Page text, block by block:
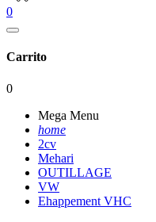
0
Carrito
0
Mega Menu
home
2cv
Mehari
OUTILLAGE
VW
Ehappement VHC